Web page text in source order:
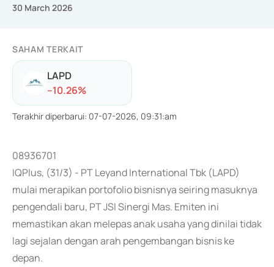
30 March 2026
SAHAM TERKAIT
LAPD
--10.26%
Terakhir diperbarui: 07-07-2026, 09:31:am
08936701
IQPlus, (31/3) - PT Leyand International Tbk (LAPD)
mulai merapikan portofolio bisnisnya seiring masuknya
pengendali baru, PT JSI Sinergi Mas. Emiten ini
memastikan akan melepas anak usaha yang dinilai tidak
lagi sejalan dengan arah pengembangan bisnis ke
depan.